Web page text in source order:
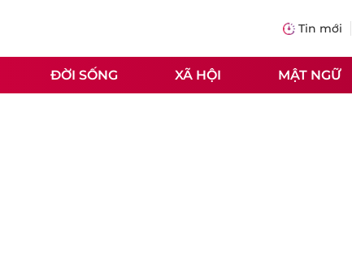
Tin mới
ĐỜI SỐNG XÃ HỘI MẬT NGỮ